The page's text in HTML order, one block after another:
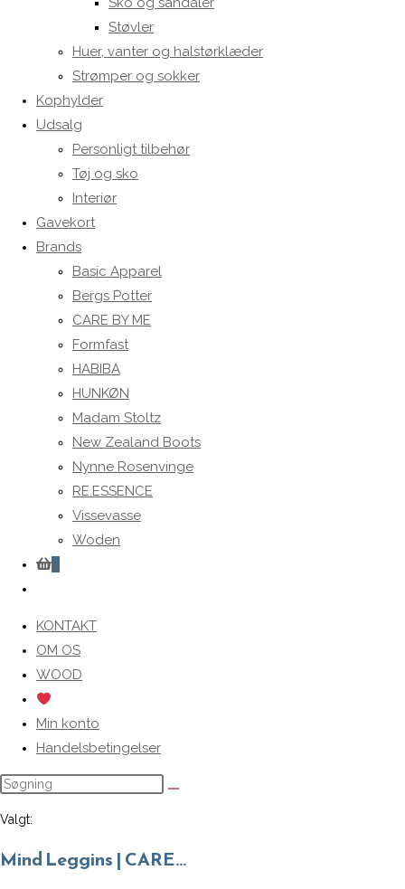
Støvler
Huer, vanter og halstørklæder
Strømper og sokker
Kophylder
Udsalg
Personligt tilbehør
Tøj og sko
Interiør
Gavekort
Brands
Basic Apparel
Bergs Potter
CARE BY ME
Formfast
HABIBA
HUNKØN
Madam Stoltz
New Zealand Boots
Nynne Rosenvinge
RE.ESSENCE
Vissevasse
Woden
0
search
KONTAKT
OM OS
WOOD
Min konto
Handelsbetingelser
Valgt:
Mind Leggins | CARE…